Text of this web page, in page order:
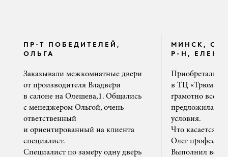
ПР-Т ПОБЕДИТЕЛЕЙ,
ОЛЬГА
Заказывали межкомнатные двери
от производителя Владвери
в салоне на Олешева,1. Общались
с менеджером Ольгой, очень
ответственный
и ориентированный на клиента
специалист.
Специалист по замеру одну дверь
МИНСК,
Р-Н, ЕЛЕНА
Приобретали
в ТЦ «Трюм».
грамотно все
предложила
условия.
Что касается
Олег
Выполнил все